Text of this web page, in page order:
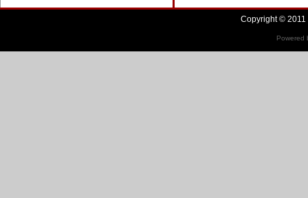
Copyright © 2011
Powered